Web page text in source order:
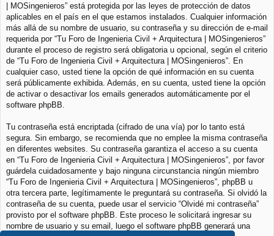
| MOSingenieros” está protegida por las leyes de protección de datos
aplicables en el país en el que estamos instalados. Cualquier información
más allá de su nombre de usuario, su contraseña y su dirección de e-mail
requerida por “Tu Foro de Ingenieria Civil + Arquitectura | MOSingenieros”
durante el proceso de registro será obligatoria u opcional, según el criterio
de “Tu Foro de Ingenieria Civil + Arquitectura | MOSingenieros”. En
cualquier caso, usted tiene la opción de qué información en su cuenta
será públicamente exhibida. Además, en su cuenta, usted tiene la opción
de activar o desactivar los emails generados automáticamente por el
software phpBB.
Tu contraseña está encriptada (cifrado de una vía) por lo tanto está
segura. Sin embargo, se recomienda que no emplee la misma contraseña
en diferentes websites. Su contraseña garantiza el acceso a su cuenta
en “Tu Foro de Ingenieria Civil + Arquitectura | MOSingenieros”, por favor
guárdela cuidadosamente y bajo ninguna circunstancia ningún miembro
“Tu Foro de Ingenieria Civil + Arquitectura | MOSingenieros”, phpBB u
otra tercera parte, legítimamente le preguntará su contraseña. Si olvidó la
contraseña de su cuenta, puede usar el servicio “Olvidé mi contraseña”
provisto por el software phpBB. Este proceso le solicitará ingresar su
nombre de usuario y su email, luego el software phpBB generará una